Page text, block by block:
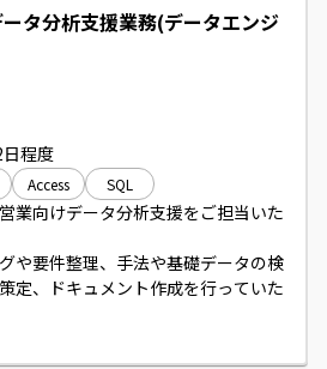
タ分析支援業務(データエンジ
程度
Access SQL
業向けデータ分析支援をご担当いた
や要件整理、手法や基礎データの検
定、ドキュメント作成を行っていた
タの作成・精査や既存の分析ツール
も行っていただきます。